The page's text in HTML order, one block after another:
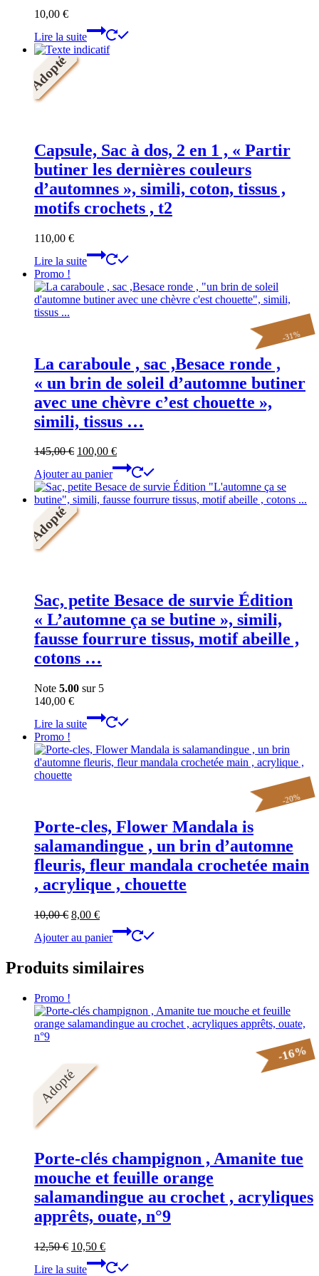
10,00 €
Lire la suite
Adopté
Capsule, Sac à dos, 2 en 1 , « Partir
butiner les dernières couleurs
d’automnes », simili, coton, tissus ,
motifs crochets , t2
110,00 €
Lire la suite
Promo !
-31%
La caraboule , sac ,Besace ronde ,
« un brin de soleil d’automne butiner
avec une chèvre c’est chouette »,
simili, tissus …
145,00€ Le
initial
était :
145,00 €.
100,00 €Le
prix
actuel
est :
100,00 €.
Ajouter au panier
Adopté
Sac, petite Besace de survie Édition
« L’automne ça se butine », simili,
fausse fourrure tissus, motif abeille ,
cotons …
Note 5.00 sur 5
140,00 €
Lire la suite
Promo !
-20%
Porte-cles, Flower Mandala is
salamandingue , un brin d’automne
fleuris, fleur mandala crochetée main
, acrylique , chouette
10,00€ Le
initial
10,00 €.
8,00 €Le
actuel
8,00 €.
Ajouter au panier
Produits similaires
Promo !
-16%
Adopté
Porte-clés champignon , Amanite tue
mouche et feuille orange
salamandingue au crochet , acryliques
apprêts, ouate, n°9
12,50€ Le
initial
10,50 €Le
actuel
Lire la suite